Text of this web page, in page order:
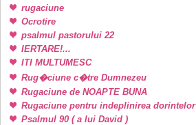
rugaciune
Ocrotire
psalmul pastorului 22
IERTARE!...
ITI MULTUMESC
Rug�ciune c�tre Dumnezeu
Rugaciune de NOAPTE BUNA
Rugaciune pentru indeplinirea dorintelor
Psalmul 90 ( a lui David )